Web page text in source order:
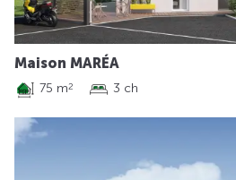
Maison MARÉA
75 m2 3 ch